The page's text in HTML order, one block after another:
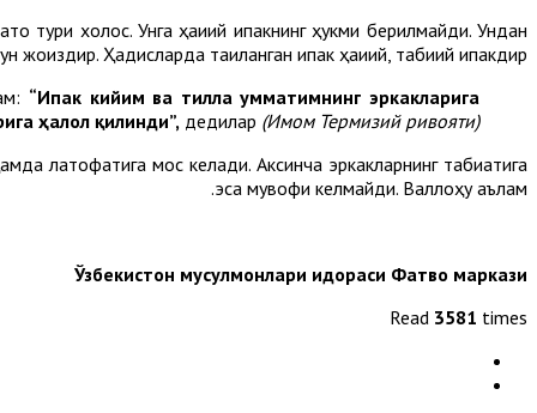
тури холос. Унга ҳақиқий ипакнинг ҳукми берилмайди. Ундан
Ҳадисларда тақиқланган ипак ҳақиқий, табиий ипакдир.
“Ипак кийим ва тилла умматимнинг эркакларига
ҳалол қилинди”, дедилар (Имом Термизий ривояти).
латофатига мос келади. Аксинча эркакларнинг табиатига
эса мувофиқ келмайди. Валлоҳу аълам.
Ўзбекистон мусулмонлари идораси Фатво маркази
Read 3581 times